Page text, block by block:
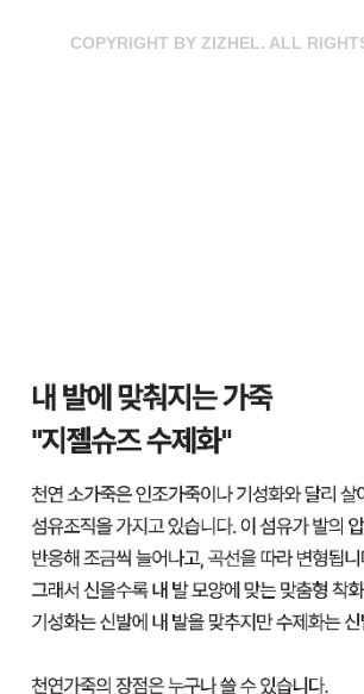
COPYRIGHT BY ZIZHEL. ALL